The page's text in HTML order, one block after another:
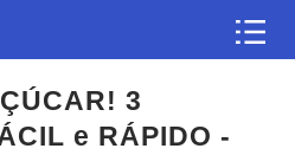
3
e RÁPIDO -